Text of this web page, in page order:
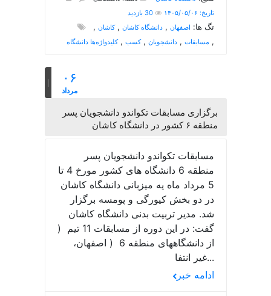
تاریخ: ۱۴۰۵/۰۵/۰۶
30 بازدید
تگ ها: اصفهان ,دانشگاه کاشان ,کاشان ,
مسابقات ,دانشجویان ,کسب ,کلیدواژه‌ها دانشگاه ,
۰۶
مرداد
برگزاری مسابقات تکواندو دانشجویان پسر
منطقه ۶ کشور در دانشگاه کاشان
مسابقات تکواندو دانشجویان پسر
منطقه 6 دانشگاه های کشور مورخ 4 تا
5 مرداد ماه یه میزبانی دانشگاه کاشان
در دو بخش کیورگی و پومسه برگزار
شد. مدیر تربیت بدنی دانشگاه کاشان
گفت: در این دوره از مسابقات 11 تیم (
از دانشگاههای منطقه 6 ( اصفهان،
غیر انتفا...
ادامه خبر